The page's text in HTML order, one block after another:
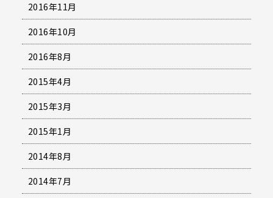
2016年11月
2016年10月
2016年8月
2015年4月
2015年3月
2015年1月
2014年8月
2014年7月